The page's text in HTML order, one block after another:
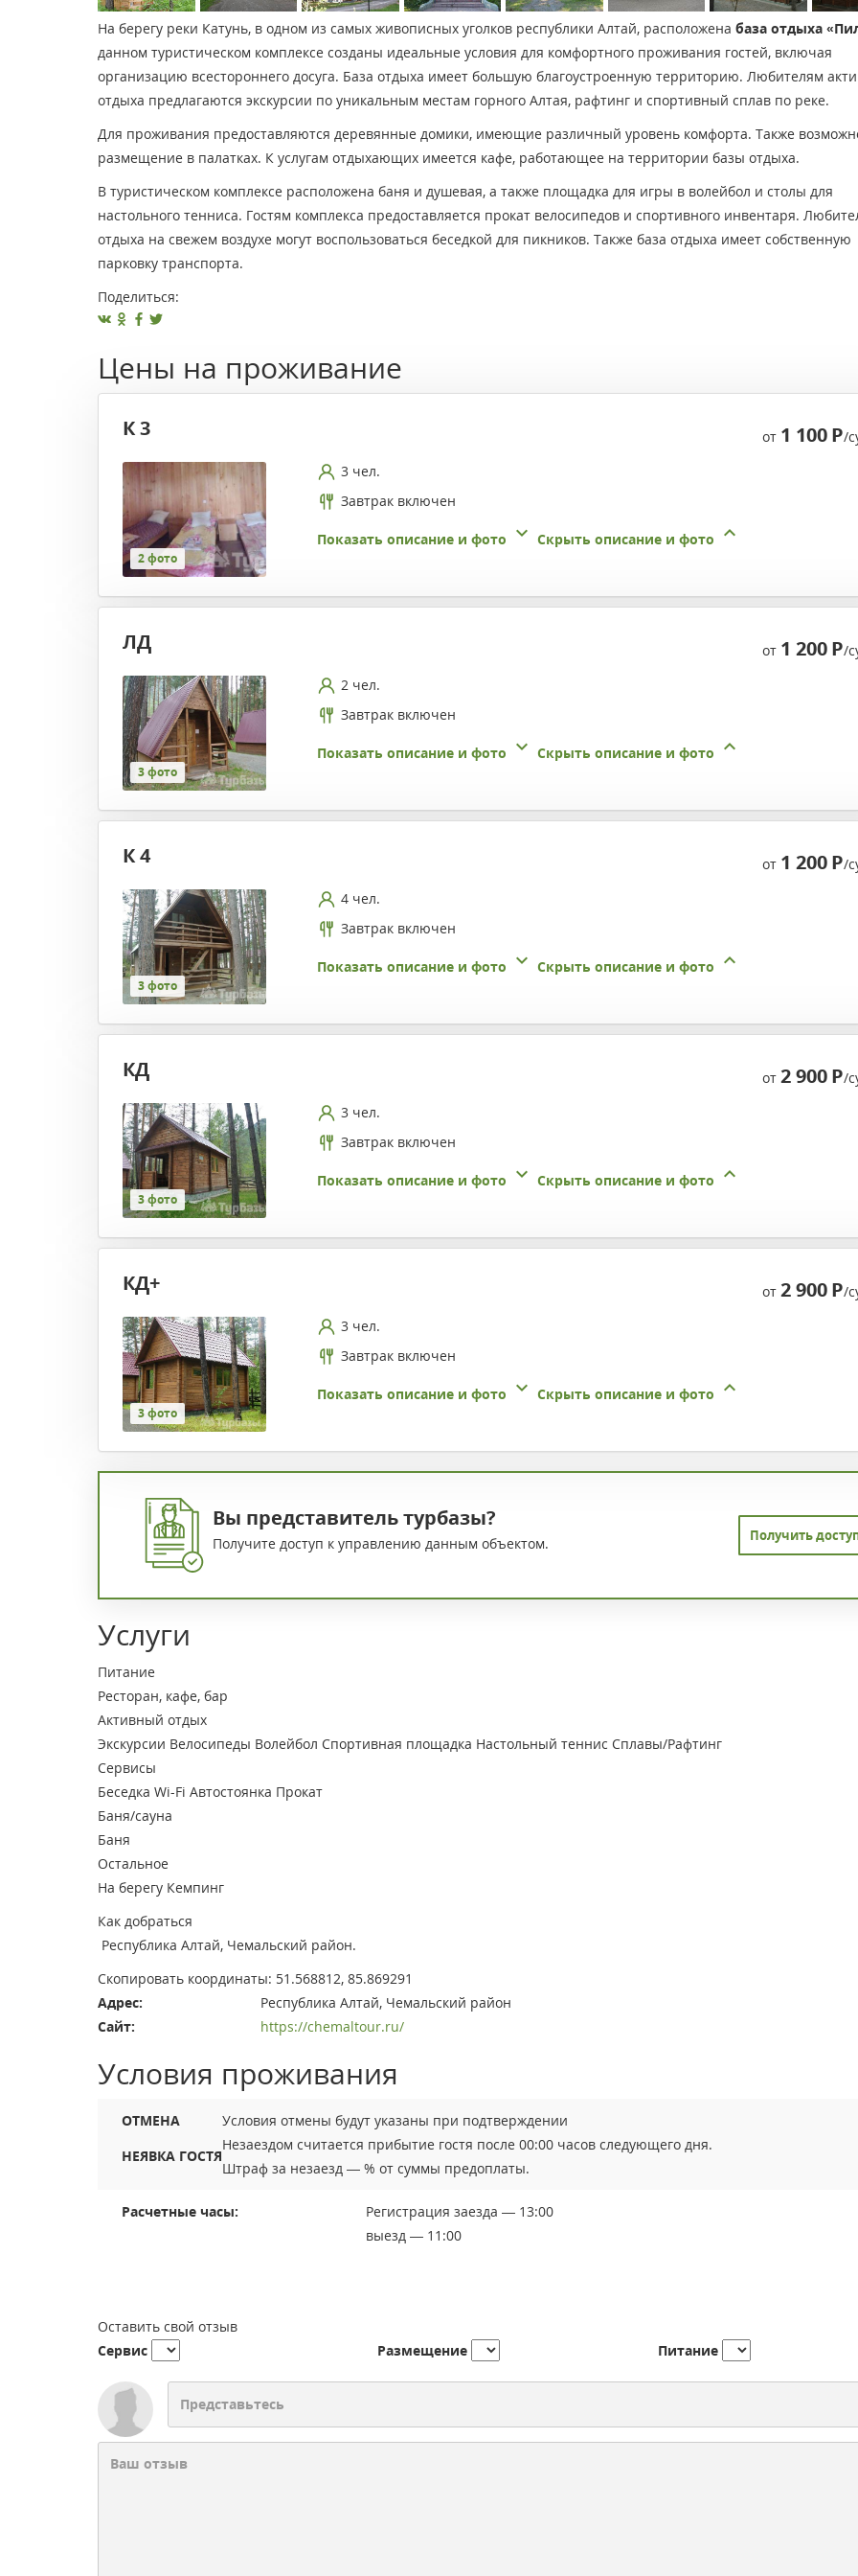
На берегу реки Катунь, в одном из самых живописных уголков республики Алтай, расположена база отдыха
данном туристическом комплексе созданы идеальные условия для комфортного проживания гостей, включая
организацию всестороннего досуга. База отдыха имеет большую благоустроенную территорию. Любителям
отдыха предлагаются экскурсии по уникальным местам горного Алтая, рафтинг и спортивный сплав по реке.
Для проживания предоставляются деревянные домики, имеющие различный уровень комфорта. Также
размещение в палатках. К услугам отдыхающих имеется кафе, работающее на территории базы отдыха.
В туристическом комплексе расположена баня и душевая, а также площадка для игры в волейбол и столы для
настольного тенниса. Гостям комплекса предоставляется прокат велосипедов и спортивного инвентаря.
отдыха на свежем воздухе могут воспользоваться беседкой для пикников. Также база отдыха имеет собственную
парковку транспорта.
Поделиться:
Цены на проживание
К 3 от 1 100Р/
2 фото
3 чел.
Завтрак включен
Показать описание и фото Скрыть описание и фото
ЛД от 1 200Р/
3 фото
2 чел.
Завтрак включен
Показать описание и фото Скрыть описание и фото
К 4 от 1 200Р/
3 фото
4 чел.
Завтрак включен
Показать описание и фото Скрыть описание и фото
КД от2 900Р/
3 фото
3 чел.
Завтрак включен
Показать описание и фото Скрыть описание и фото
КД+ от2 900Р/
3 фото
3 чел.
Завтрак включен
Показать описание и фото Скрыть описание и фото
Вы представитель турбазы?
Получите доступ к управлению данным объектом. Получить
Услуги
Питание
Ресторан, кафе, бар
Активный отдых
Экскурсии Велосипеды Волейбол Спортивная площадка Настольный теннис Сплавы/Рафтинг
Сервисы
Беседка Wi-Fi Автостоянка Прокат
Баня/сауна
Баня
Остальное
На берегу Кемпинг
Как добраться
Республика Алтай, Чемальский район.
Скопировать координаты: 51.568812, 85.869291
Адрес:
Республика Алтай, Чемальский район
Сайт:
https://chemaltour.ru/
Условия проживания
ОТМЕНА
Условия отмены будут указаны при подтверждении
НЕЯВКА ГОСТЯ
Незаездом считается прибытие гостя после 00:00 часов следующего дня.
Штраф за незаезд — % от суммы предоплаты.
Расчетные часы:
Регистрация заезда — 13:00
выезд — 11:00
Оставить свой отзыв
Сервис
Размещение Питание